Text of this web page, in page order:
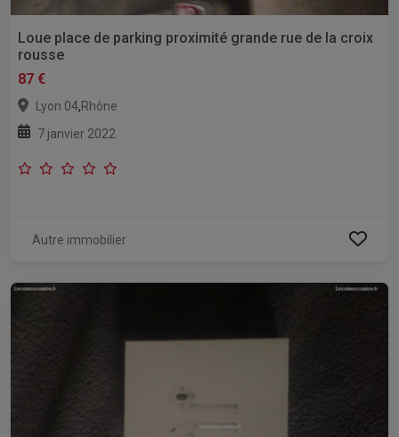
Loue place de parking proximité grande rue de la croix
rousse
87 €
Lyon 04,Rhône
7 janvier 2022
Autre immobilier